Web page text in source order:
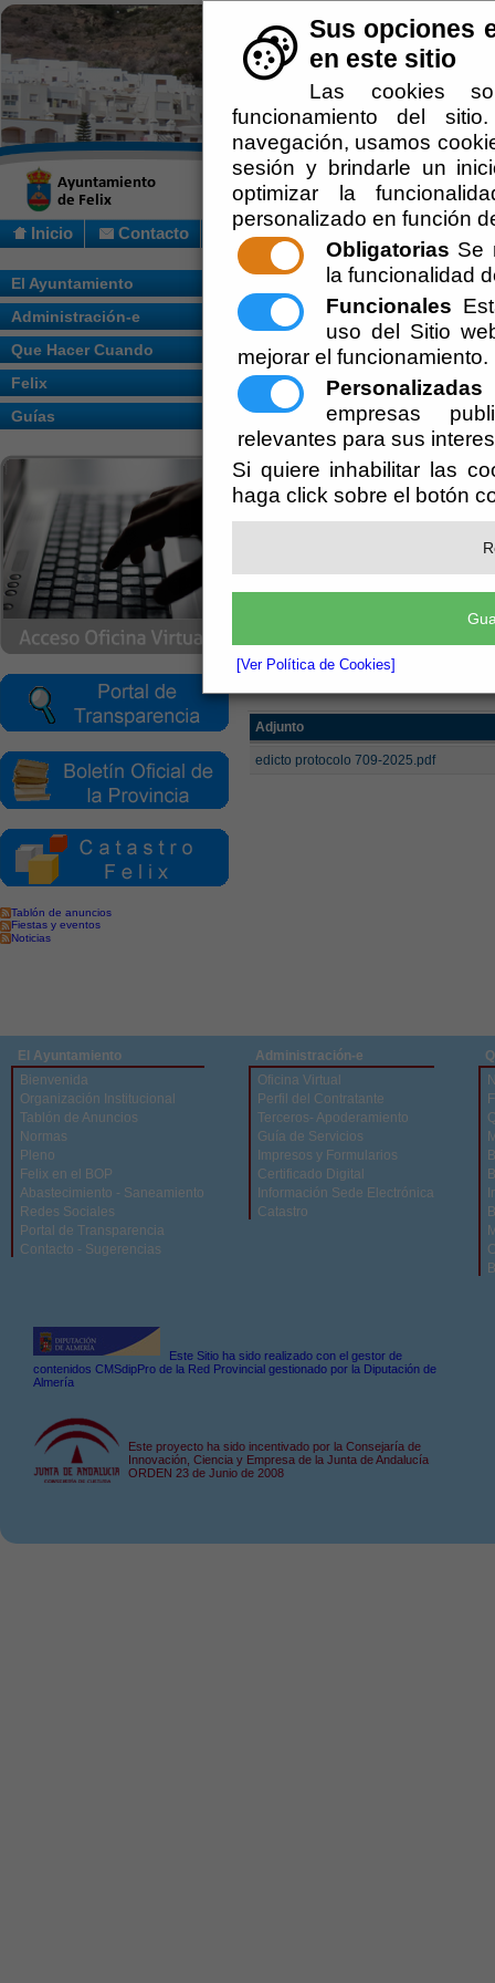
Sus opciones
en este sitio
Las cookies
funcionamiento del
navegación, usamos
sesión y brindarle un
optimizar la
personalizado en función
Obligatorias Se
la funcionalidad
Funcionales
uso del Sitio
mejorar el funcionamiento.
Personalizadas
empresas
relevantes para sus
Si quiere inhabilitar las
haga click sobre el botón
[Ver Política de Cookies]
Inicio Contacto
El Ayuntamiento
Administración-e
Que Hacer Cuando
Felix
Guías
Tablón de anuncios
Fiestas y eventos
Noticias
Usted se encuentra aquí:Inicio //
RODRIGUEZ MALDONADO PARCELAS
Escuchar
EDICTO
SUBSANAR
FRANCISCO
Ayuntamiento de
Secretaría
Adjunto
edicto protocolo 709-2025.pdf
El Ayuntamiento
Bienvenida
Organización Institucional
Tablón de Anuncios
Normas
Pleno
Felix en el BOP
Abastecimiento - Saneamiento
Redes Sociales
Portal de Transparencia
Contacto - Sugerencias
Administración-e
Oficina Virtual
Perfil del Contratante
Terceros- Apoderamiento
Guía de Servicios
Impresos y Formularios
Certificado Digital
Información Sede Electrónica
Catastro
Este Sitio ha sido realizado con el gestor de
contenidos CMSdipPro de la Red Provincial gestionado por la Diputación de
Almería
Este proyecto ha sido incentivado por la Consejaría de
Innovación, Ciencia y Empresa de la Junta de Andalucía
ORDEN 23 de Junio de 2008